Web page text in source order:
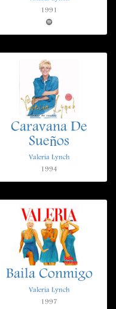
1991
Caravana De
Sueños
Valeria Lynch
1994
Baila Conmigo
Valeria Lynch
1997